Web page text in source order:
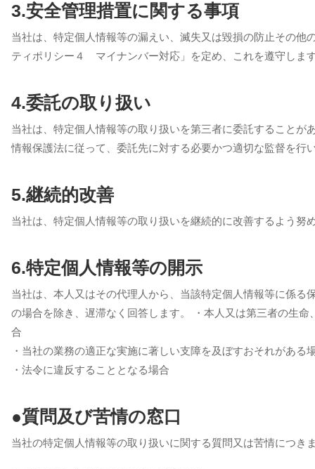
3.安全管理措置に関する事項
当社は、特定個人情報等の漏えい、滅失又は毀損の防止その
ティポリシー４ マイナンバー対応」を定め、これを遵守しま
4.委託の取り扱い
当社は、特定個人情報等の取り扱いを第三者に委託すること
情報保護法に従って、委託先に対する必要かつ適切な監督を行
5.継続的改善
当社は、特定個人情報等の取り扱いを継続的に改善するよう努
6.特定個人情報等の開示
当社は、本人又はその代理人から、当該特定個人情報等に係
の場合を除き、遅滞なく回答します。 ・本人又は第三者の生
合
・当社の業務の適正な実施に著しい支障を及ぼすおそれがある
・法令に違反することとなる場合
●質問及び苦情の窓口
当社の特定個人情報等の取り扱いに関する質問又は苦情につき